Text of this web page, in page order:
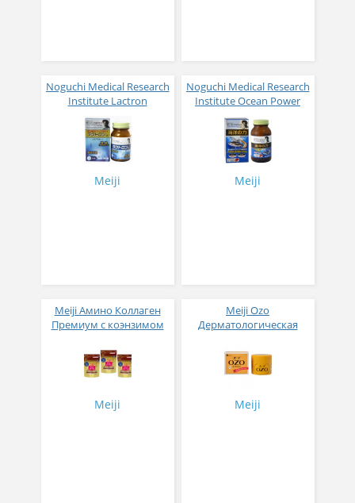
Noguchi Medical Research
Institute Lactron
Японский препарат для
улучшения
пищеварения № 180
Meiji
Noguchi Medical Research
Institute Ocean Power
Сила океана Омега-3 и
масло криля № 90
Meiji
Meiji Амино Коллаген
Премиум с коэнзимом
кислотой и аргинином
196гр сэт из 3 шт
Meiji
Meiji Ozo
Дерматологическая
Meiji